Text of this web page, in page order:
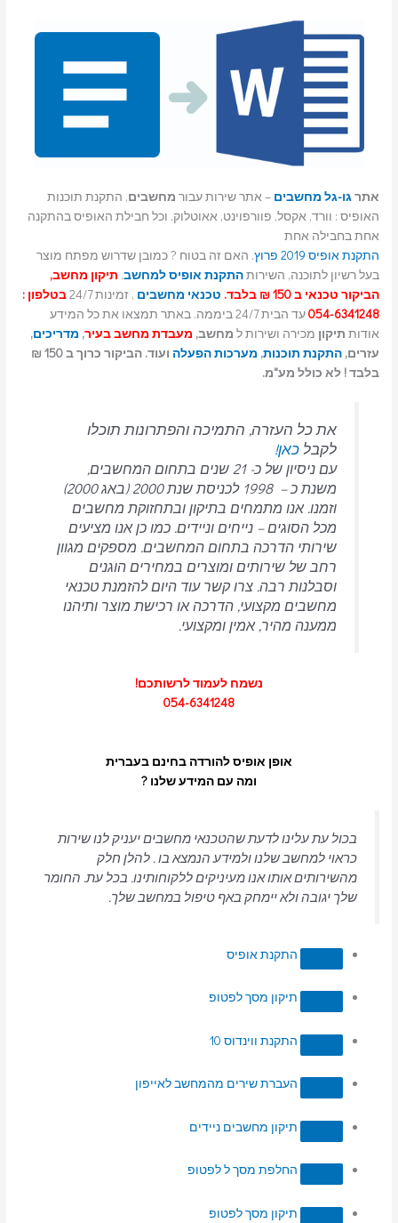
אתרגו-גל מחשבים – אתר שירות עבור מחשבים, התקנת תוכנות
האופיס : וורד, אקסל, פוורפוינט, אאוטלוק, וכל חבילת האופיס בהתקנה
אחת בחבילה אחת
התקנת אופיס 2019 פרוץ
. האם זה בטוח ? כמובן שדרוש מפתח מוצר
בעל רשיון לתוכנה, השירותהתקנת אופיס למחשב. תיקון מחשב,
הביקור טכנאי ב 150 ₪ בלבד.
טכנאי מחשבים , זמינות 24/7
בטלפון :
054-6341248
עד הבית 24/7 ביממה. באתר תמצאו את כל המידע
אודות תיקון מכירה ושירות ל מחשב, מעבדת מחשב בעיר, מדריכים,
עזרים,התקנת תוכנות, מערכות הפעלה
ועוד. הביקור כרוך ב 150 ₪
בלבד ! לא כולל מע"מ.
את כל העזרה, התמיכה והפתרונות תוכלו
לקבלכאן!
עם ניסיון של כ- 21 שנים בתחום המחשבים,
משנת כ – 1998 לכניסת שנת 2000 (באג 2000)
וזמנו. אנו מתמחים בתיקון ובתחזוקת מחשבים
מכל הסוגים – נייחים וניידים. כמו כן אנו מציעים
שירותי הדרכה בתחום המחשבים. מספקים מגוון
רחב של שירותים ומוצרים במחירים הוגנים
וסבלנות רבה. צרו קשר עוד היום להזמנת טכנאי
מחשבים מקצועי, הדרכה או רכישת מוצר ותיהנו
ממענה מהיר, אמין ומקצועי.
נשמח לעמוד לרשותכם!
054-6341248
אופן אופיס להורדה בחינם בעברית
ומה עם המידע שלנו ?
בכול עת עלינו לדעת שהטכנאי מחשבים יעניק לנו שירות
כראוי למחשב שלנו ולמידע הנמצא בו . להלן חלק
מהשירותים אותו אנו מעיניקים ללקוחותינו. בכל עת. החומר
שלך יגובה ולא יימחק באף טיפול במחשב שלך.
התקנת אופיס
תיקון מסך לפטופ
התקנת ווינדוס 10
העברת שירים מהמחשב לאייפון
תיקון מחשבים ניידים
החלפת מסך ל לפטופ
תיקון מסך לפטופ